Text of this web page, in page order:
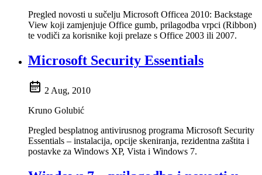
Pregled novosti u sučelju Microsoft Officea 2010: Backstage
View koji zamjenjuje Office gumb, prilagodba vrpci (Ribbon)
te vodiči za korisnike koji prelaze s Office 2003 ili 2007.
Microsoft Security Essentials
2 Aug, 2010
Kruno Golubić
Pregled besplatnog antivirusnog programa Microsoft Security
Essentials – instalacija, opcije skeniranja, rezidentna zaštita i
postavke za Windows XP, Vista i Windows 7.